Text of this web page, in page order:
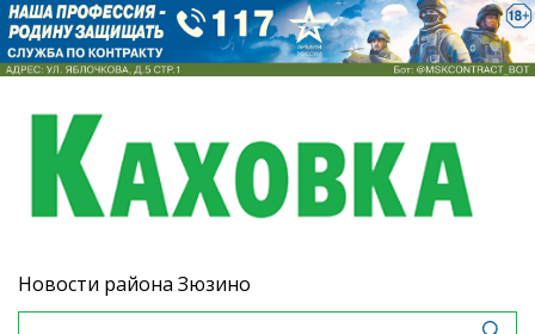
Новости района Зюзино